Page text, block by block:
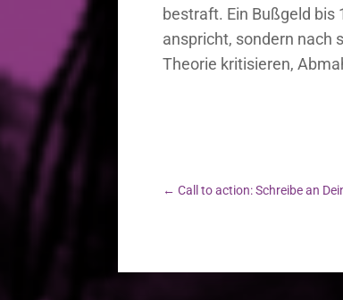
bestraft. Ein Bußgeld bis
anspricht, sondern nach
Theorie kritisieren,
← Call to action: Schreibe an